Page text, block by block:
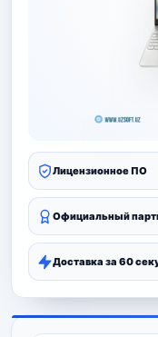
Лицензионное ПО
Официальный
Доставка за 60